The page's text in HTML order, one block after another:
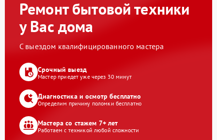
Ремонт бытовой техники
у Вас дома
С выездом квалифицированного мастера
Срочный выезд
Мастер приедет уже через 30 минут
Диагностика и осмотр бесплатно
Определим причину поломки бесплатно
Мастера со стажем 7+ лет
Работаем с техникой любой сложности